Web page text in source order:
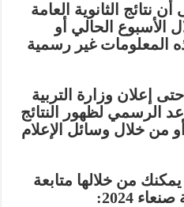
نتائج الثانوية العامة
خلال الأسبوع الحالي أو
المعلومات غير رسمية
إعلان وزارة التربية
الرسمي لظهور النتائج
من خلال وسائل الإعلام
من خلالها متابعة
2024: